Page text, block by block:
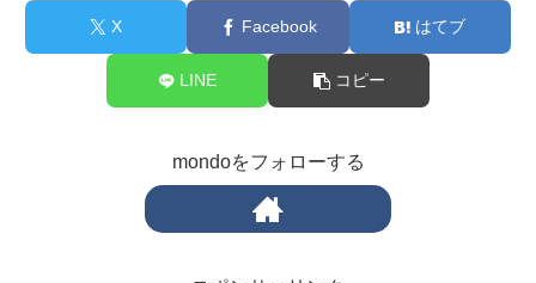
X Facebook はてブ
LINE コピー
mondoをフォローする